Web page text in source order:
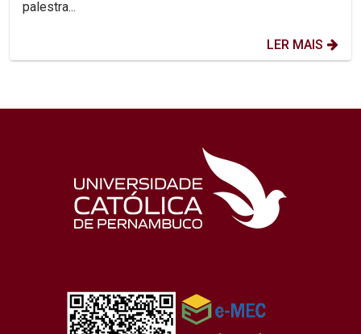
palestra...
LER MAIS